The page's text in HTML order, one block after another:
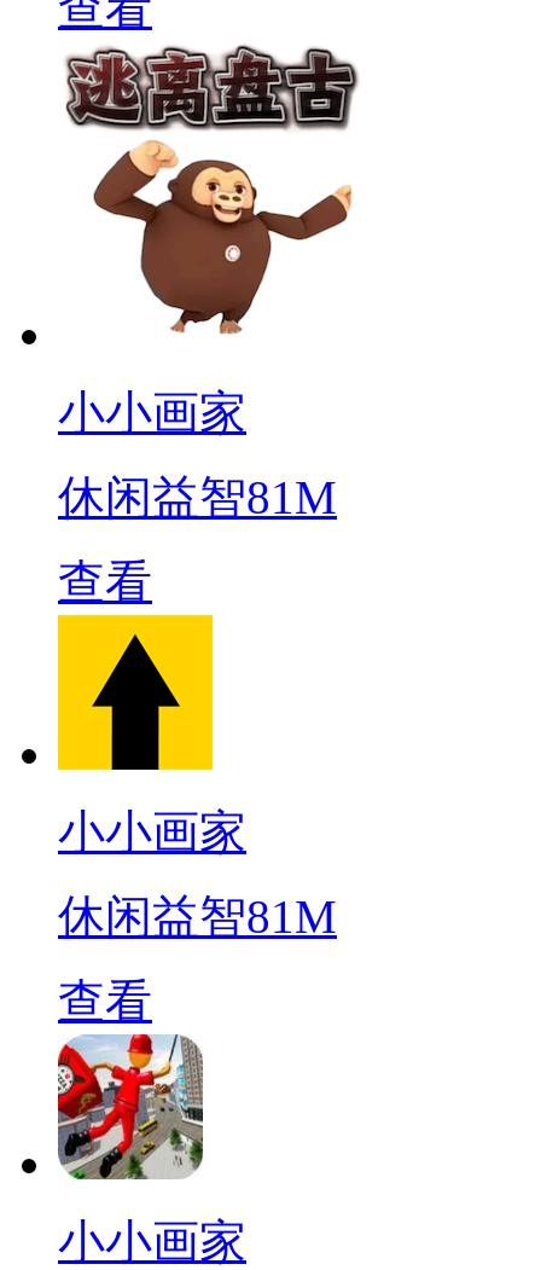
小小画家
休闲益智81M
查看
小小画家
休闲益智81M
查看
小小画家